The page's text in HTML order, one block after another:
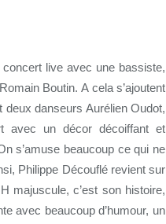
live avec une bassiste,
Boutin. A cela s’ajoutent
danseurs Aurélien Oudot,
avec un décor décoiffant et
s’amuse beaucoup ce qui ne
Philippe Découflé revient sur
majuscule, c’est son histoire,
avec beaucoup d’humour, un